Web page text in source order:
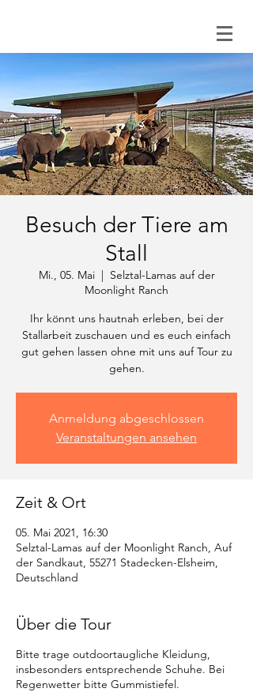
Besuch der Tiere am
Stall
Mi., 05. Mai
  |
Selztal-Lamas auf der
Moonlight Ranch
Ihr könnt uns hautnah erleben, bei der
Stallarbeit zuschauen und es euch einfach
gut gehen lassen ohne mit uns auf Tour zu
gehen.
Anmeldung abgeschlossen
Veranstaltungen ansehen
Zeit & Ort
05. Mai 2021, 16:30
Selztal-Lamas auf der Moonlight Ranch, Auf
der Sandkaut, 55271 Stadecken-Elsheim,
Deutschland
Über die Tour
Bitte trage outdoortaugliche Kleidung,
insbesonders entsprechende Schuhe. Bei
Regenwetter bitte Gummistiefel.